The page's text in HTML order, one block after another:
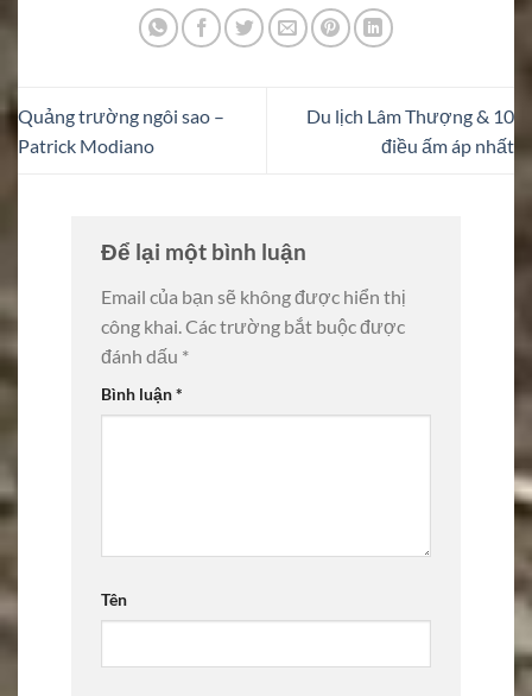
Quảng trường ngôi sao –
Patrick Modiano
Du lịch Lâm Thượng & 10
điều ấm áp nhất
Để lại một bình luận
Email của bạn sẽ không được hiển thị
công khai.Các trường bắt buộc được
đánh dấu *
Bình luận*
Tên